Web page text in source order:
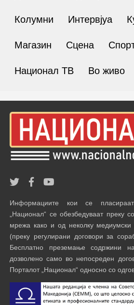
Колумни Интервјуа
Магазин Сцена
Национал ТВ Во живо
Информациите кои се
„Национал“ се обезбедуваат преку
мрежа како и од неколку медиумски
(преку регулирани договори за
Бесплатно преземање содржини
дозволено само во непосреден
Порталот „Национал“ односно со